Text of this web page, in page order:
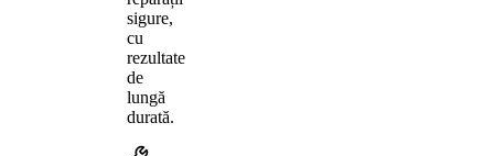
sigure,
cu
rezultate
de
lungă
durată.